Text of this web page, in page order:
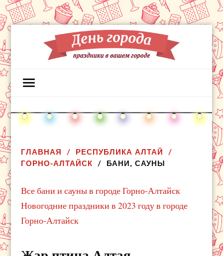
ГЛАВНАЯ
РЕСПУБЛИКА АЛТАЙ
ГОРНО-АЛТАЙСК
БАНИ, САУНЫ
Все бани и сауны в городе Горно-Алтайск
Новогодние праздники в 2023 году в городе
Горно-Алтайск